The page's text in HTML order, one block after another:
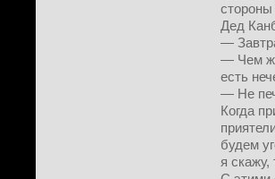
стороны
Дед
—
— Чем
есть
— Не
Когда
будем
я скажу,